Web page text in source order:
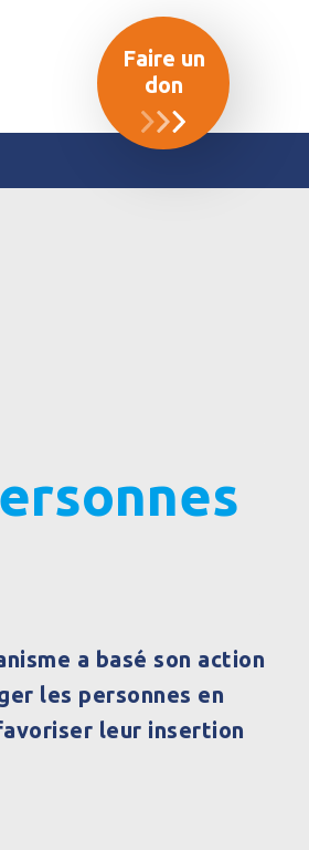
Faire un
don
a basé son action
les personnes en
leur insertion